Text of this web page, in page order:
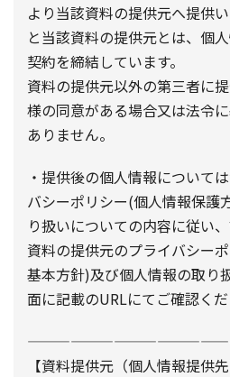
より当該資料の提供元へ提供
と当該資料の提供元とは、個
契約を締結しています。
資料の提供元以外の第三者に
様の同意がある場合又は法令
ありません。
・提供後の個人情報について
バシーポリシー(個人情報保護
り扱いについての内容に従い、
資料の提供元のプライバシー
基本方針)及び個人情報の取り
面に記載のURLにてご確認くだ
【資料提供元（個人情報提供先